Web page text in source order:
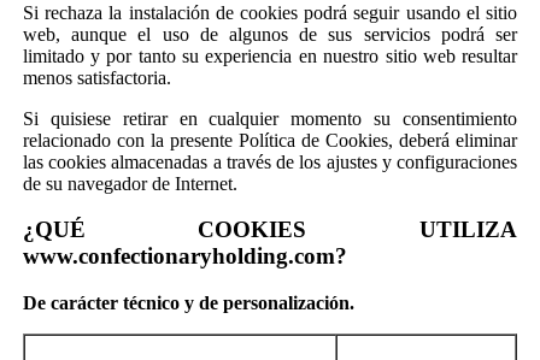
Si rechaza la instalación de cookies podrá seguir usando el sitio
web, aunque el uso de algunos de sus servicios podrá ser
limitado y por tanto su experiencia en nuestro sitio web resultar
menos satisfactoria.
Si quisiese retirar en cualquier momento su consentimiento
relacionado con la presente Política de Cookies, deberá eliminar
las cookies almacenadas a través de los ajustes y configuraciones
de su navegador de Internet.
¿QUÉ COOKIES UTILIZA
www.confectionaryholding.com?
De carácter técnico y de personalización.